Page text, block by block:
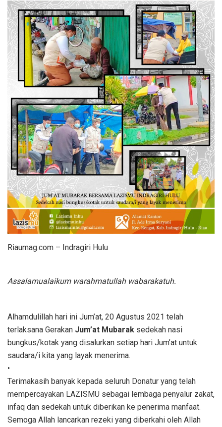
Riaumag.com – Indragiri Hulu
Assalamualaikum warahmatullah wabarakatuh.
Alhamdulillah hari ini Jum’at, 20 Agustus 2021 telah
terlaksana Gerakan Jum’at Mubarak sedekah nasi
bungkus/kotak yang disalurkan setiap hari Jum’at untuk
saudara/i kita yang layak menerima.
•
Terimakasih banyak kepada seluruh Donatur yang telah
mempercayakan LAZISMU sebagai lembaga penyalur zakat,
infaq dan sedekah untuk diberikan ke penerima manfaat.
Semoga Allah lancarkan rezeki yang diberkahi oleh Allah